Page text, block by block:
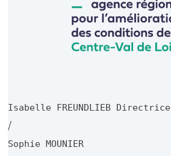
Isabelle FREUNDLIEB Directrice
/
Sophie MOUNIER